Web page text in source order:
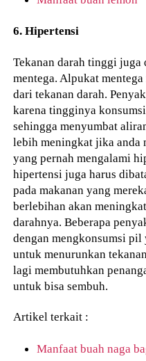
6. Hipertensi
Tekanan darah tinggi juga
mentega. Alpukat
dari tekanan darah.
karena tingginya
sehingga menyumbat
lebih meningkat jika
yang pernah mengalami
hipertensi juga harus
pada makanan yang
berlebihan akan
darahnya. Beberapa
dengan mengkonsumsi
untuk menurunkan
lagi membutuhkan
untuk bisa sembuh.
Artikel terkait :
Manfaat buah naga